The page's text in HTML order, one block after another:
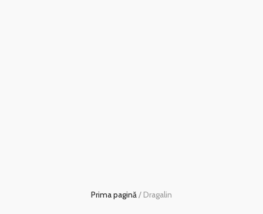
Prima pagină/ Dragalin